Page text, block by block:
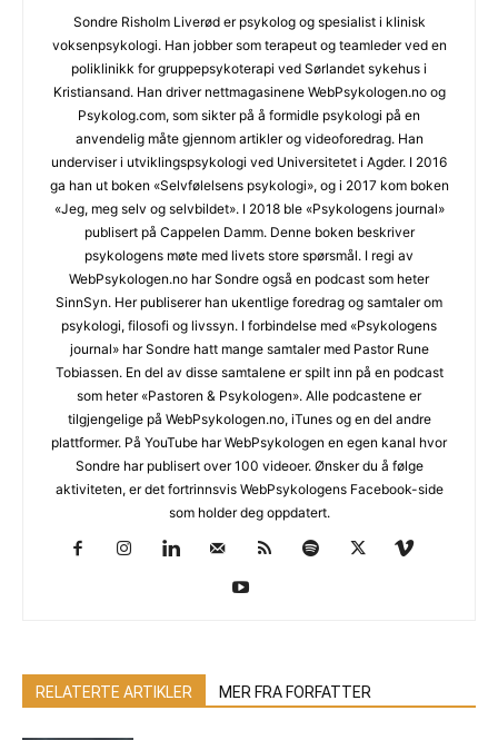
Sondre Risholm Liverød er psykolog og spesialist i klinisk
voksenpsykologi. Han jobber som terapeut og teamleder ved en
poliklinikk for gruppepsykoterapi ved Sørlandet sykehus i
Kristiansand. Han driver nettmagasinene WebPsykologen.no og
Psykolog.com, som sikter på å formidle psykologi på en
anvendelig måte gjennom artikler og videoforedrag. Han
underviser i utviklingspsykologi ved Universitetet i Agder. I 2016
ga han ut boken «Selvfølelsens psykologi», og i 2017 kom boken
«Jeg, meg selv og selvbildet». I 2018 ble «Psykologens journal»
publisert på Cappelen Damm. Denne boken beskriver
psykologens møte med livets store spørsmål. I regi av
WebPsykologen.no har Sondre også en podcast som heter
SinnSyn. Her publiserer han ukentlige foredrag og samtaler om
psykologi, filosofi og livssyn. I forbindelse med «Psykologens
journal» har Sondre hatt mange samtaler med Pastor Rune
Tobiassen. En del av disse samtalene er spilt inn på en podcast
som heter «Pastoren & Psykologen». Alle podcastene er
tilgjengelige på WebPsykologen.no, iTunes og en del andre
plattformer. På YouTube har WebPsykologen en egen kanal hvor
Sondre har publisert over 100 videoer. Ønsker du å følge
aktiviteten, er det fortrinnsvis WebPsykologens Facebook-side
som holder deg oppdatert.
RELATERTE ARTIKLER MER FRA FORFATTER